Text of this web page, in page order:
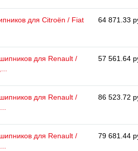
для Citroën / Fiat
64 871.33
для Renault /
57 561.64
для Renault /
86 523.72
для Renault /
79 681.44